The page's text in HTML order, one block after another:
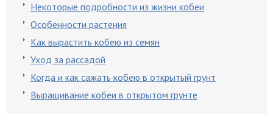
Некоторые подробности из жизни кобеи
Особенности растения
Как вырастить кобею из семян
Уход за рассадой
Когда и как сажать кобею в открытый грунт
Выращивание кобеи в открытом грунте